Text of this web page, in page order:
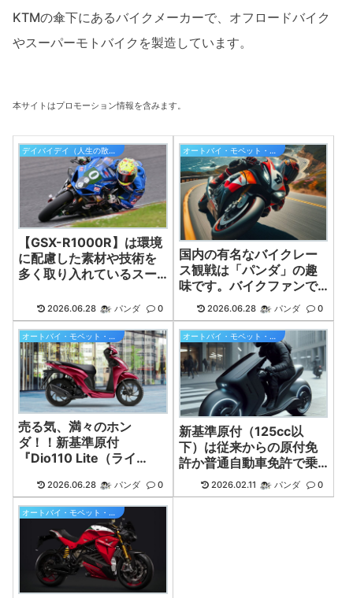
KTMの傘下にあるバイクメーカーで、オフロードバイク
やスーパーモトバイクを製造しています。
本サイトはプロモーション情報を含みます。
デイバイデイ（人生の散歩道）
【GSX-R1000R】は環境
に配慮した素材や技術を
多く取り入れているスー
2026.06.28 パンダ 0
オートバイ・モペット・原付バイク
国内の有名なバイクレー
ス観戦は「パンダ」の趣
味です。バイクファンで
す。 2026.06.28 パンダ 0
オートバイ・モペット・原付バイク
売る気、満々のホン
ダ！！新基準原付
『Dio110 Lite（ライ
売！！2026.06.28 パンダ 0
オートバイ・モペット・原付バイク
新基準原付（125cc以
下）は従来からの原付免
許か普通自動車免許で乗
れちゃう！
2026.02.11 パンダ 0
オートバイ・モペット・原付バイク